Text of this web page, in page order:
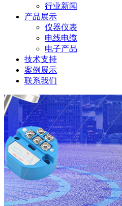
行业新闻
产品展示
仪器仪表
电线电缆
电子产品
技术支持
案例展示
联系我们